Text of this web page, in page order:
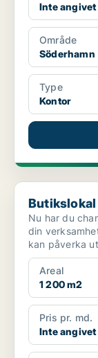
Inte angivet
Område
Söderhamn
Type
Kontor
Butikslokal i
Butikslokal
Nu har du
din
kan påverka
Lok...
Areal
1 200 m2
Pris pr. md.
Inte angivet